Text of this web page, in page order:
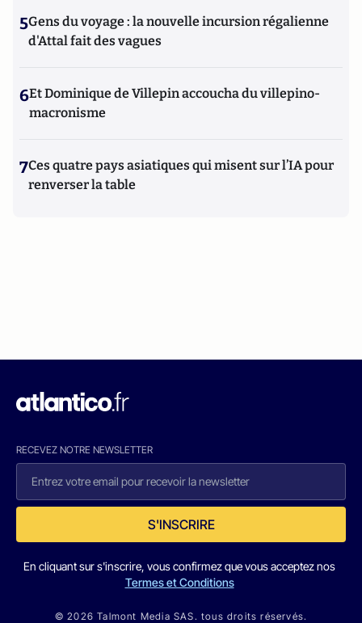
5Gens du voyage : la nouvelle incursion régalienne
d'Attal fait des vagues
6Et Dominique de Villepin accoucha du villepino-
macronisme
7Ces quatre pays asiatiques qui misent sur l’IA pour
renverser la table
RECEVEZ NOTRE NEWSLETTER
S'INSCRIRE
En cliquant sur s'inscrire, vous confirmez que vous acceptez nos
Termes et Conditions
© 2026 Talmont Media SAS. tous droits réservés.